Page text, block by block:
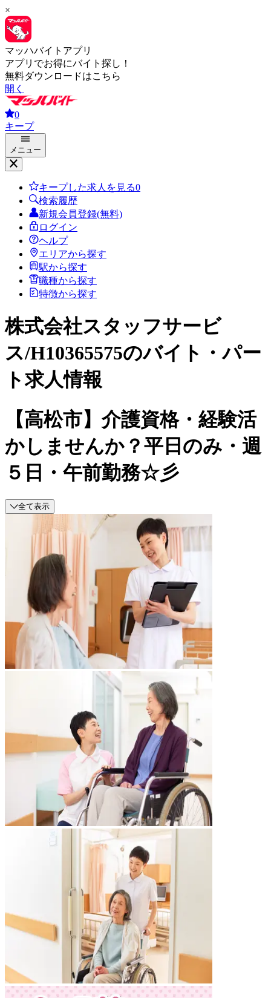
×
マッハバイトアプリ
アプリでお得にバイト探し！
無料ダウンロードはこちら
開く
0
キープ
メニュー
キープした求人を見る0
検索履歴
新規会員登録(無料)
ログイン
ヘルプ
エリアから探す
駅から探す
職種から探す
特徴から探す
株式会社スタッフサービ
ス/H10365575のバイト・パー
ト求人情報
【高松市】介護資格・経験活
かしませんか？平日のみ・週
５日・午前勤務☆彡
全て表示